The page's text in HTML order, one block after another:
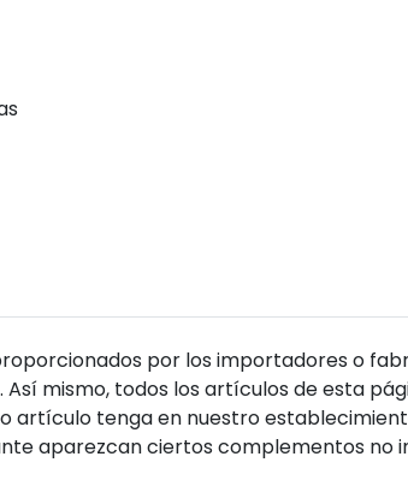
por los importadores o
mismo, todos los artículos de esta
artículo tenga en nuestro
aparezcan ciertos complementos no